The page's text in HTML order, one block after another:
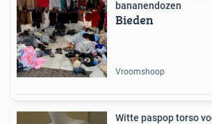
bananendozen
Bieden
Vroomshoop
Witte paspop torso